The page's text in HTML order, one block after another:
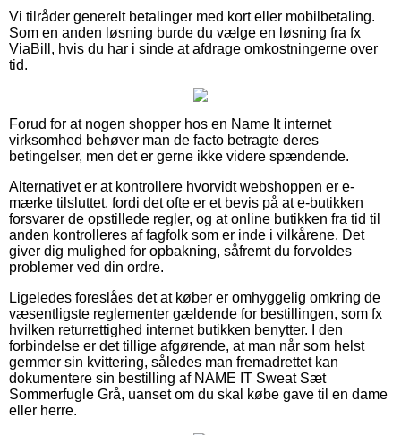
Vi tilråder generelt betalinger med kort eller mobilbetaling.
Som en anden løsning burde du vælge en løsning fra fx
ViaBill, hvis du har i sinde at afdrage omkostningerne over
tid.
Forud for at nogen shopper hos en Name It internet
virksomhed behøver man de facto betragte deres
betingelser, men det er gerne ikke videre spændende.
Alternativet er at kontrollere hvorvidt webshoppen er e-
mærke tilsluttet, fordi det ofte er et bevis på at e-butikken
forsvarer de opstillede regler, og at online butikken fra tid til
anden kontrolleres af fagfolk som er inde i vilkårene. Det
giver dig mulighed for opbakning, såfremt du forvoldes
problemer ved din ordre.
Ligeledes foreslåes det at køber er omhyggelig omkring de
væsentligste reglementer gældende for bestillingen, som fx
hvilken returrettighed internet butikken benytter. I den
forbindelse er det tillige afgørende, at man når som helst
gemmer sin kvittering, således man fremadrettet kan
dokumentere sin bestilling af NAME IT Sweat Sæt
Sommerfugle Grå, uanset om du skal købe gave til en dame
eller herre.